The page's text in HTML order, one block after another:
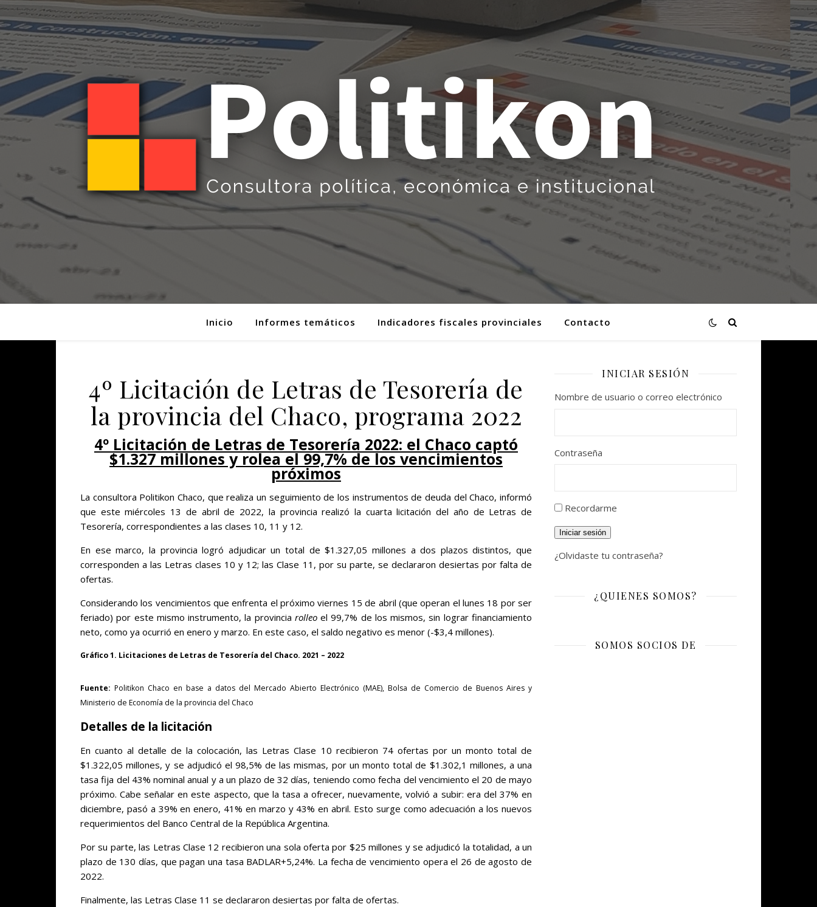
Inicio Informes temáticos Indicadores fiscales provinciales Contacto
4º Licitación de Letras de Tesorería de
la provincia del Chaco, programa 2022
4º Licitación de Letras de Tesorería 2022: el Chaco captó
$1.327 millones y rolea el 99,7% de los vencimientos
próximos
La consultora Politikon Chaco, que realiza un seguimiento de los instrumentos de deuda del Chaco, informó
que este miércoles 13 de abril de 2022, la provincia realizó la cuarta licitación del año de Letras de
Tesorería, correspondientes a las clases 10, 11 y 12.
En ese marco, la provincia logró adjudicar un total de $1.327,05 millones a dos plazos distintos, que
corresponden a las Letras clases 10 y 12; las Clase 11, por su parte, se declararon desiertas por falta de
ofertas.
Considerando los vencimientos que enfrenta el próximo viernes 15 de abril (que operan el lunes 18 por ser
feriado) por este mismo instrumento, la provincia rolleoel 99,7% de los mismos, sin lograr financiamiento
neto, como ya ocurrió en enero y marzo. En este caso, el saldo negativo es menor (-$3,4 millones).
Gráfico 1. Licitaciones de Letras de Tesorería del Chaco. 2021 – 2022
Fuente: Politikon Chaco en base a datos del Mercado Abierto Electrónico (MAE), Bolsa de Comercio de Buenos Aires y
Ministerio de Economía de la provincia del Chaco
Detalles de la licitación
En cuanto al detalle de la colocación, las Letras Clase 10 recibieron 74 ofertas por un monto total de
$1.322,05 millones, y se adjudicó el 98,5% de las mismas, por un monto total de $1.302,1 millones, a una
tasa fija del 43% nominal anual y a un plazo de 32 días, teniendo como fecha del vencimiento el 20 de mayo
próximo. Cabe señalar en este aspecto, que la tasa a ofrecer, nuevamente, volvió a subir: era del 37% en
diciembre, pasó a 39% en enero, 41% en marzo y 43% en abril. Esto surge como adecuación a los nuevos
requerimientos del Banco Central de la República Argentina.
Por su parte, las Letras Clase 12 recibieron una sola oferta por $25 millones y se adjudicó la totalidad, a un
plazo de 130 días, que pagan una tasa BADLAR+5,24%. La fecha de vencimiento opera el 26 de agosto de
2022.
Finalmente, las Letras Clase 11 se declararon desiertas por falta de ofertas.
INICIAR SESIÓN
Nombre de usuario o correo electrónico
Contraseña
Recordarme
Iniciar sesión
¿Olvidaste tu contraseña?
¿QUIENES SOMOS?
SOMOS SOCIOS DE